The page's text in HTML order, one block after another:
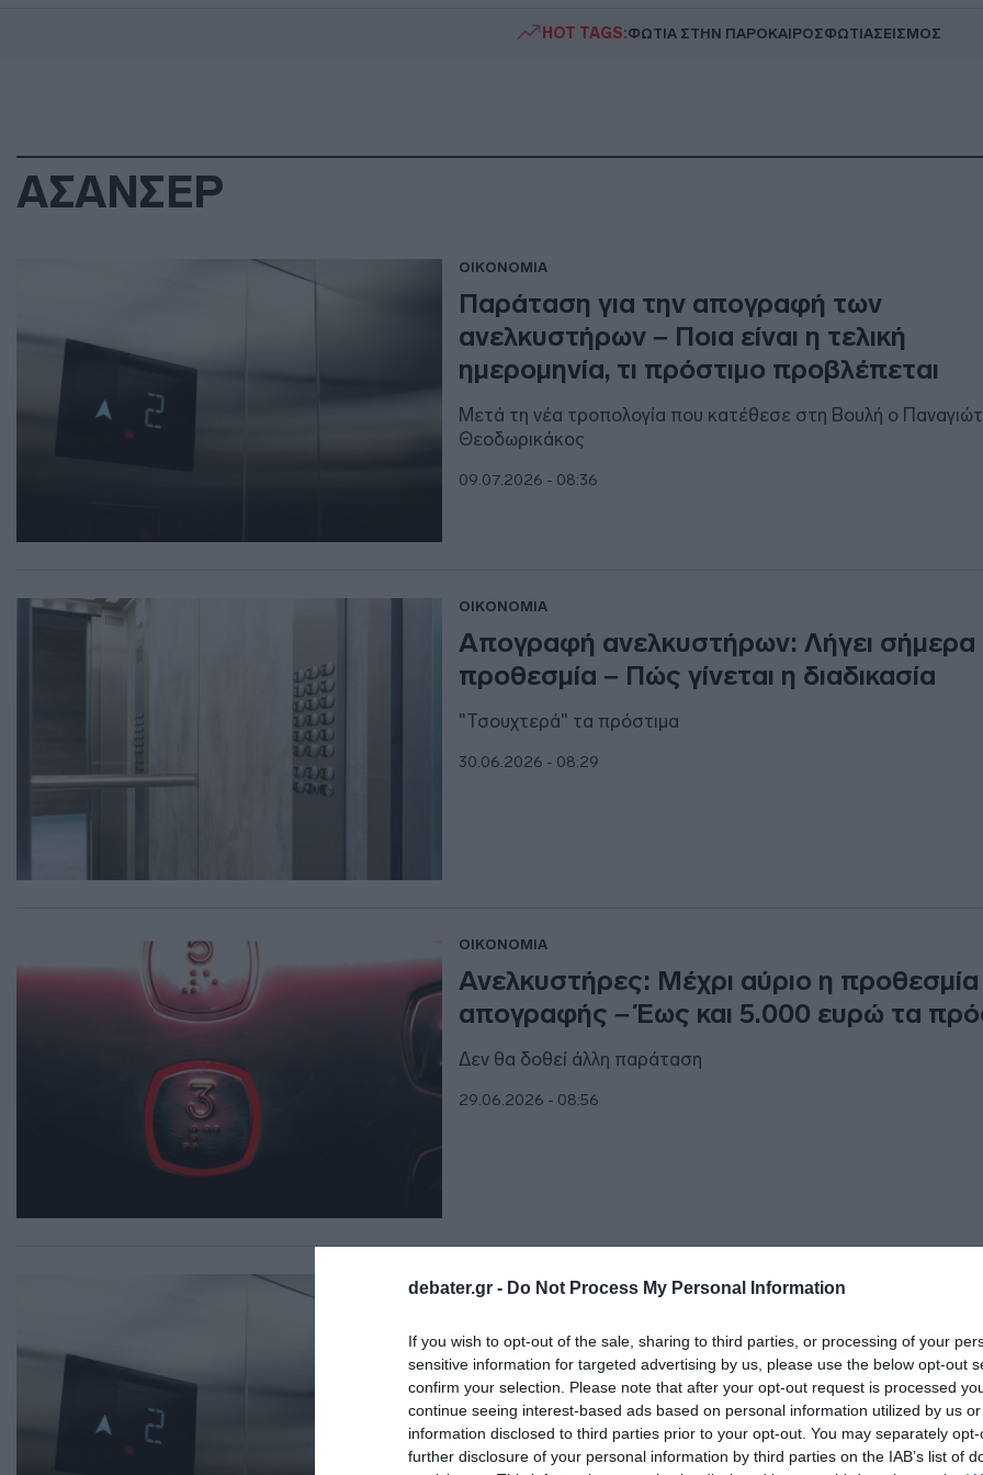
debater.gr - Do Not Process My Personal Information
If you wish to opt-out of the sale, sharing to third parties, or processing of your
sensitive information for targeted advertising by us, please use the below opt-out
confirm your selection. Please note that after your opt-out request is processed
continue seeing interest-based ads based on personal information utilized by us
information disclosed to third parties prior to your opt-out. You may separately
further disclosure of your personal information by third parties on the IAB’s list of
HOT TAGS:ΦΩΤΙΑ ΣΤΗΝ ΠΑΡΟΚΑΙΡΟΣΦΩΤΙΑΣΕΙΣΜΟΣ
ΑΣΑΝΣΕΡ
ΟΙΚΟΝΟΜΙΑ
Παράταση για την απογραφή των
ανελκυστήρων – Ποια είναι η τελική
ημερομηνία, τι πρόστιμο προβλέπεται
Μετά τη νέα τροπολογία που κατέθεσε στη Βουλή ο
Θεοδωρικάκος
09.07.2026 - 08:36
ΟΙΚΟΝΟΜΙΑ
Απογραφή ανελκυστήρων: Λήγει σήμερα
προθεσμία – Πώς γίνεται η διαδικασία
"Τσουχτερά" τα πρόστιμα
30.06.2026 - 08:29
ΟΙΚΟΝΟΜΙΑ
Ανελκυστήρες: Μέχρι αύριο η προθεσμία
απογραφής – Έως και 5.000 ευρώ τα
Δεν θα δοθεί άλλη παράταση
29.06.2026 - 08:56
ΟΙΚΟΝΟΜΙΑ
απαντήσεις λίγο πριν την λήξη τη
Μέχρι τις 30 Ιουνίου η προθεσμία
28.06.2026 - 11:12